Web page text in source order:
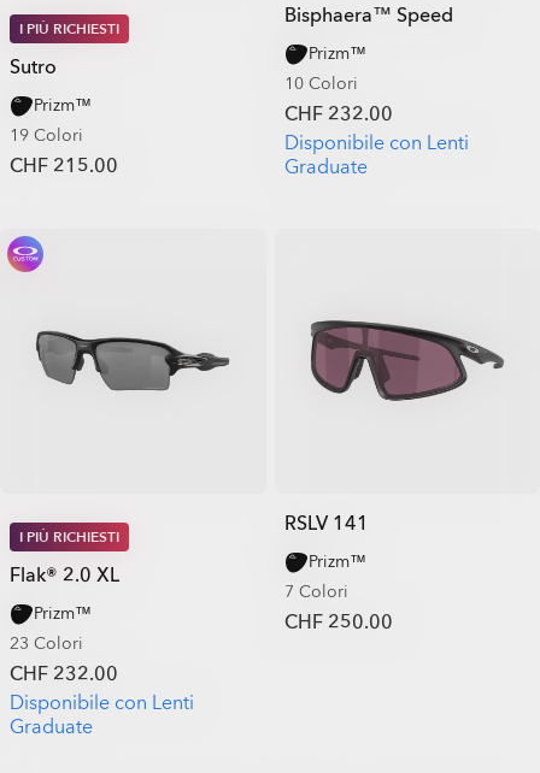
I PIÙ RICHIESTI
Sutro
Prizm™
19 Colori
CHF 215.00
Bisphaera™ Speed
Prizm™
10 Colori
CHF 232.00
Disponibile con Lenti
Graduate
I PIÙ RICHIESTI
Flak® 2.0 XL
Prizm™
23 Colori
CHF 232.00
Disponibile con Lenti
Graduate
RSLV 141
Prizm™
7 Colori
CHF 250.00